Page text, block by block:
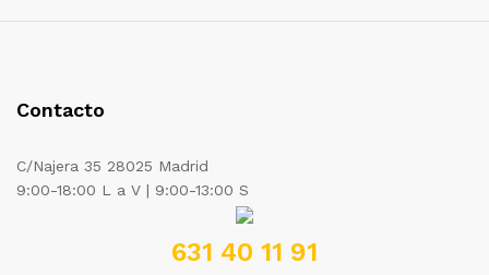
Contacto
C/Najera 35 28025 Madrid
9:00-18:00 L a V | 9:00-13:00 S
631 40 11 91